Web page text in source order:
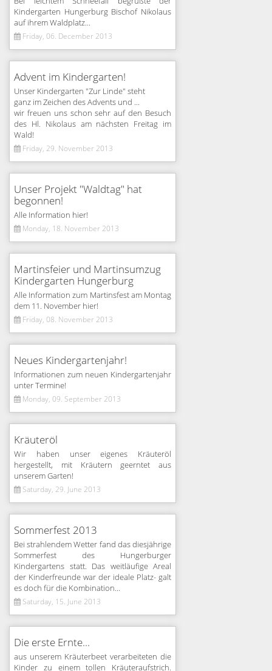
Kindergarten Hungerburg Bischof Nikolaus
auf ihrem Waldplatz...
Friday, 06. December 2013
Advent im Kindergarten!
Unser Kindergarten "Zur Linde" steht
ganz im Zeichen des Advents und ...
wir freuen uns schon sehr auf den Besuch
des Hl. Nikolaus am nächsten Freitag im
Wald!
Friday, 29. November 2013
Unser Projekt "Waldtag" hat
begonnen!
Alle Information hier!
Monday, 18. November 2013
Martinsfeier und Martinsumzug
Kindergarten Hungerburg
Alle Information zum Martinsfest am Montag
dem 11. November hier!
Friday, 08. November 2013
Neues Kindergartenjahr!
Informationen zum neuen Kindergartenjahr
unter Termine!
Monday, 09. September 2013
Kräuteröl
Wir haben unser eigenes Kräuteröl
hergestellt, mit Kräutern geerntet aus
unserem Garten!
Saturday, 29. June 2013
Sommerfest 2013
Bei strahlendem Wetter fand das diesjährige
Sommerfest des Hungerburger
Kindergartens statt. Das weitläufige Areal
der Kinderfreunde war der ideale Platz- galt
es doch für die Kombination...
Saturday, 15. June 2013
Die erste Ernte...
aus unserem Kräuterbeet verarbeiteten die
Kinder zu einem tollen Kräuteraufstrich.